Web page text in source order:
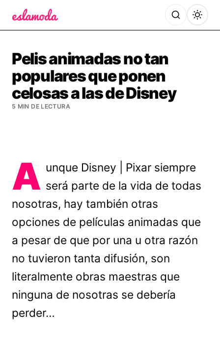
Pelis animadas no tan
populares que ponen
celosas a las de Disney
5 MIN DE LECTURA
A unque Disney | Pixar siempre
será parte de la vida de todas
nosotras, hay también otras
opciones de películas animadas que
a pesar de que por una u otra razón
no tuvieron tanta difusión, son
literalmente obras maestras que
ninguna de nosotras se debería
perder…